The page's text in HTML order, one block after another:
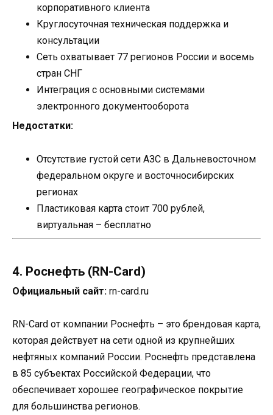
корпоративного клиента
Круглосуточная техническая поддержка и
консультации
Сеть охватывает 77 регионов России и восемь
стран СНГ
Интеграция с основными системами
электронного документооборота
Недостатки:
Отсутствие густой сети АЗС в Дальневосточном
федеральном округе и восточносибирских
регионах
Пластиковая карта стоит 700 рублей,
виртуальная – бесплатно
4. Роснефть (RN-Card)
Официальный сайт: rn-card.ru
RN-Card от компании Роснефть – это брендовая карта,
которая действует на сети одной из крупнейших
нефтяных компаний России. Роснефть представлена
в 85 субъектах Российской Федерации, что
обеспечивает хорошее географическое покрытие
для большинства регионов.